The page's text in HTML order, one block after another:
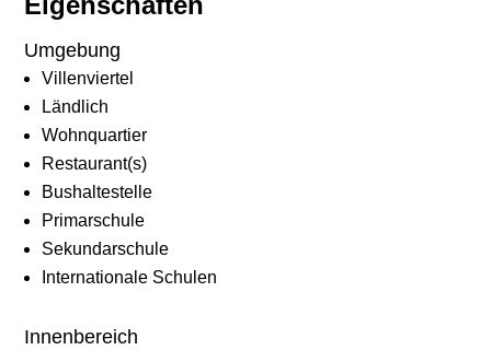
Umgebung
Villenviertel
Ländlich
Wohnquartier
Restaurant(s)
Bushaltestelle
Primarschule
Sekundarschule
Internationale Schulen
Innenbereich